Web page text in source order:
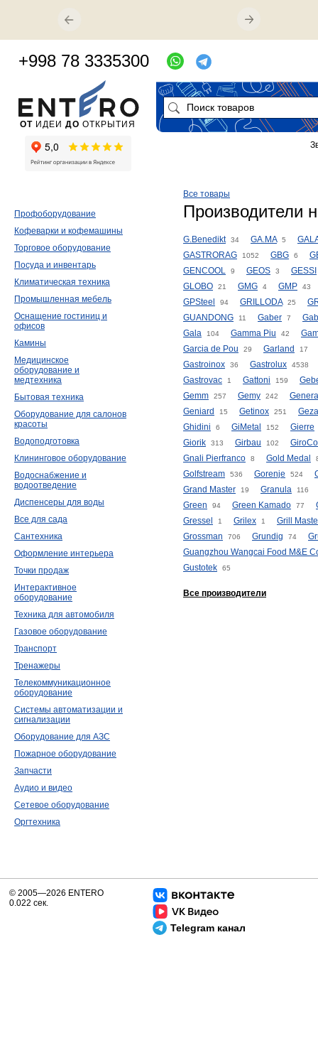
Все товары
Производители
G.Benedikt 34 GA.MA 5
GASTRORAG
1052 GBG 6
GENCOOL
9 GEOS 3
GESSI
GLOBO
21 GMG 4 GMP 43
GPSteel 94 GRILLODA 25
GUANDONG
11 Gaber 7
Gala
104 Gamma Piu 42
Garcia de Pou
29 Garland 17
Gastroinox 36 Gastrolux 4538
Gastrovac 1 Gattoni 159
Gemm
257 Gemy 242
Geniard
15 Getinox 251
Ghidini
6 GiMetal 152
Gierre
Giorik
313 Girbau 102
GiroCo
Gnali Pierfranco
8 Gold Medal
Golfstream 536 Gorenje 524
Grand Master
19 Granula 116
Green 94 Green Kamado 77
Gressel
1 Grilex 1
Grill
Grossman
706 Grundig 74
Guangzhou Wangcai Food M&E
Gustotek
65
Все производители
Профоборудование
Кофеварки и кофемашины
Торговое оборудование
Посуда и инвентарь
Климатическая техника
Промышленная мебель
Оснащение гостиниц и
офисов
Камины
Медицинское
оборудование и
медтехника
Бытовая техника
Оборудование для салонов
красоты
Водоподготовка
Клининговое оборудование
Водоснабжение и
водоотведение
Диспенсеры для воды
Все для сада
Сантехника
Оформление интерьера
Точки продаж
Интерактивное
оборудование
Техника для автомобиля
Газовое оборудование
Транспорт
Тренажеры
Телекоммуникационное
оборудование
Системы автоматизации и
сигнализации
Оборудование для АЗС
Пожарное оборудование
Запчасти
Аудио и видео
Сетевое оборудование
Оргтехника
ОТ ИДЕИ ДО ОТКРЫТИЯ
+998 78 3335300
Telegram канал
© 2005—2026 ENTERO
0.022 сек.